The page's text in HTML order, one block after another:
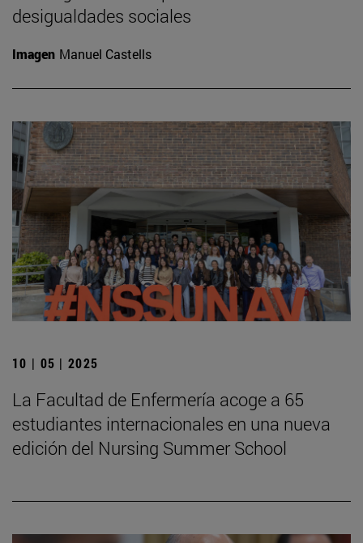
desigualdades sociales
Imagen Manuel Castells
10 | 05 | 2025
La Facultad de Enfermería acoge a 65
estudiantes internacionales en una nueva
edición del Nursing Summer School